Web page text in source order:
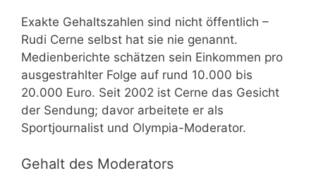
Exakte Gehaltszahlen sind nicht öffentlich –
Rudi Cerne selbst hat sie nie genannt.
Medienberichte schätzen sein Einkommen pro
ausgestrahlter Folge auf rund 10.000 bis
20.000 Euro. Seit 2002 ist Cerne das Gesicht
der Sendung; davor arbeitete er als
Sportjournalist und Olympia-Moderator.
Gehalt des Moderators